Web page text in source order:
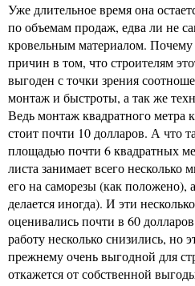
Уже длительное время она
по объемам продаж, едва ли не
кровельным материалом. Почему
причин в том, что строителям
выгоден с точки зрения
монтаж и быстроты, а так же
Ведь монтаж квадратного метра
стоит почти 10 долларов. А что
площадью почти 6 квадратных
листа занимает всего несколько
его на саморезы (как положено),
делается иногда). И эти
оценивались почти в 60
работу несколько снизились, но
прежнему очень выгодной для
откажется от собственной